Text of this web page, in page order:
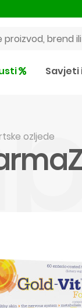
Savjeti
ozljede